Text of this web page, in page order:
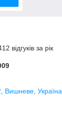
відгуків за рік
Вишневе, Україна